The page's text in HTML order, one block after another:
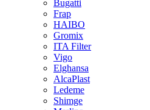
Bugatti
Frap
HAIBO
Gromix
ITA Filter
Vigo
Elghansa
AlcaPlast
Ledeme
Shimge